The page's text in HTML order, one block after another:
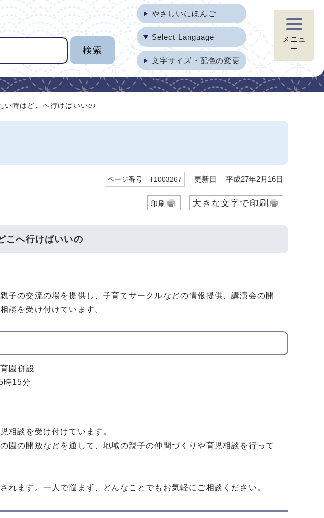
やさしいにほんご
Select Language
文字サイズ・配色の変更
メニュ
ー
い時はどこへ行けばいいの
ページ番号 T1003267 更新日 平成27年2月16日
印刷 大きな文字で印刷
こへ行けばいいの
子の交流の場を提供し、子育てサークルなどの情報提供、講演会の開
談を受け付けています。
園併設
時15分
相談を受け付けています。
園の開放などを通して、地域の親子の仲間づくりや育児相談を行って
れます。一人で悩まず、どんなことでもお気軽にご相談ください。